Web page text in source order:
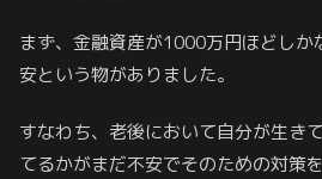
まず、金融資産が1000万円ほどしか
安という物がありました。
すなわち、老後において自分が生き
てるかがまだ不安でそのための対策